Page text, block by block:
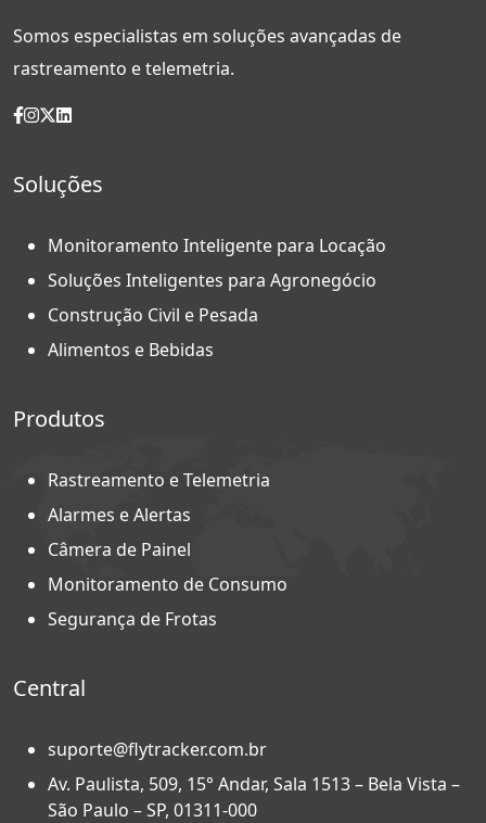
Somos especialistas em soluções avançadas de
rastreamento e telemetria.
Soluções
Monitoramento Inteligente para Locação
Soluções Inteligentes para Agronegócio
Construção Civil e Pesada
Alimentos e Bebidas
Produtos
Rastreamento e Telemetria
Alarmes e Alertas
Câmera de Painel
Monitoramento de Consumo
Segurança de Frotas
Central
suporte@flytracker.com.br
Av. Paulista, 509, 15° Andar, Sala 1513 – Bela Vista –
São Paulo – SP, 01311-000